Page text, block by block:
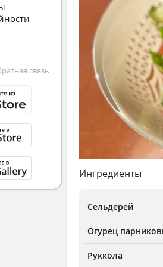
Ингредиенты
Сельдерей
Огурец
Руккола
связь